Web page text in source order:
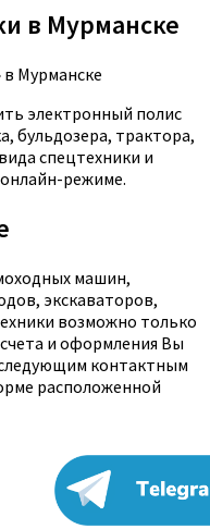
в Мурманске
в Мурманске
электронный полис
бульдозера, трактора,
спецтехники и
режиме.
машин,
экскаваторов,
возможно только
и оформления Вы
контактным
расположенной